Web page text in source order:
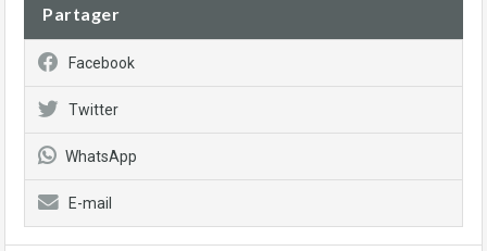
Partager
Facebook
Twitter
WhatsApp
E-mail